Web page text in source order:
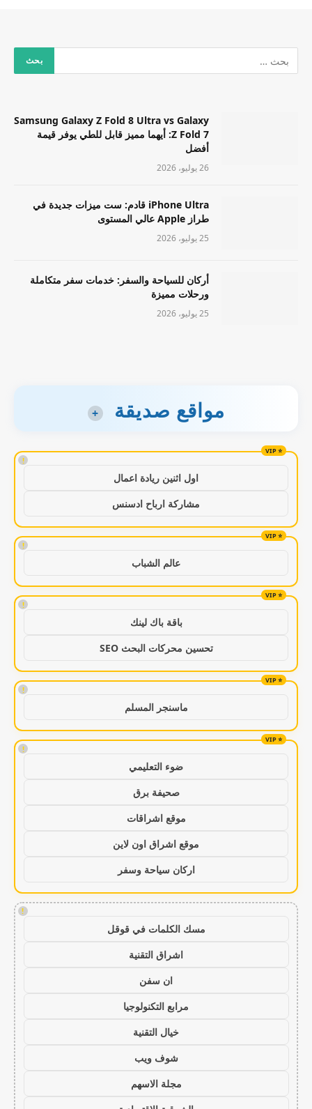
Samsung Galaxy Z Fold 8 Ultra vs Galaxy
Z Fold 7: أيهما مميز قابل للطي يوفر قيمة
أفضل
26 يوليو، 2026
iPhone Ultra قادم: ست ميزات جديدة في
طراز Apple عالي المستوى
25 يوليو، 2026
أركان للسياحة والسفر: خدمات سفر متكاملة
ورحلات مميزة
25 يوليو، 2026
مواقع صديقة +
!
اول اثنين ريادة اعمال
مشاركة ارباح ادسنس
!
عالم الشباب
!
باقة باك لينك
تحسين محركات البحث SEO
!
ماسنجر المسلم
!
ضوء التعليمي
صحيفة برق
موقع اشراقات
موقع اشراق اون لاين
اركان سياحة وسفر
!
مسك الكلمات في قوقل
اشراق التقنية
ان سفن
مرابع التكنولوجيا
خيال التقنية
شوف ويب
مجلة الاسهم